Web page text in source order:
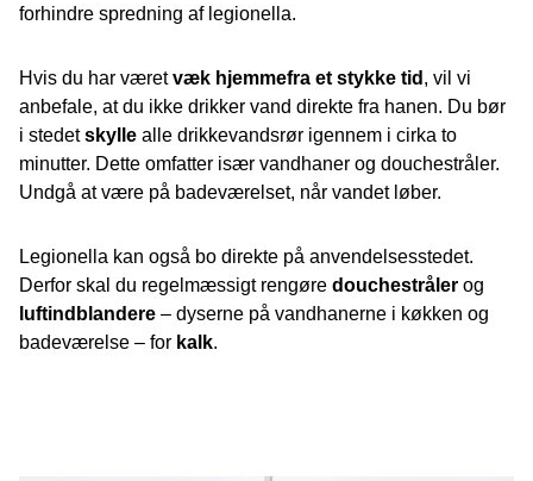
forhindre spredning af legionella.
Hvis du har væretvæk hjemmefra et stykke tid , vil vi
anbefale, at du ikke drikker vand direkte fra hanen. Du bør
i stedetskylle alle drikkevandsrør igennem i cirka to
minutter. Dette omfatter især vandhaner og douchestråler.
Undgå at være på badeværelset, når vandet løber.
Legionella kan også bo direkte på anvendelsesstedet.
Derfor skal du regelmæssigt rengøre douchestråler og
luftindblandere – dyserne på vandhanerne i køkken og
badeværelse – for kalk.